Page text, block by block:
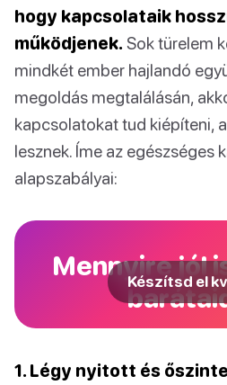
hogy kapcsolataik
működjenek. Sok türelem
mindkét ember hajlandó
megoldás megtalálásán,
kapcsolatokat tud kiépíteni,
lesznek. Íme az egészséges
alapszabályai:
Mennyire jól
Készítsd el
1. Légy nyitott és